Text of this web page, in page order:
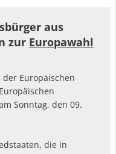
aus
zur Europawahl
der Europäischen
Sonntag, den 09.
die in